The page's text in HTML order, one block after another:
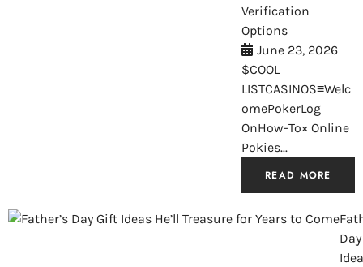
Verification
Options
June 23, 2026
$COOL
LISTCASINOS≡Welc
omePokerLog
OnHow-To× Online
Pokies...
READ MORE